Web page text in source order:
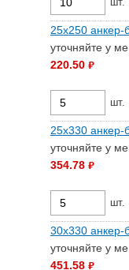
25х250 анкер-
уточняйте у
220.50 руб.
шт.
25х330 анкер-
уточняйте у
354.78 руб.
шт.
30х330 анкер-
уточняйте у
451.58 руб.